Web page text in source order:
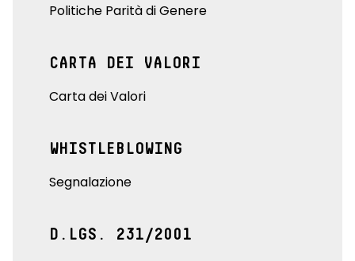
Politiche Parità di Genere
CARTA DEI VALORI
Carta dei Valori
WHISTLEBLOWING
Segnalazione
D.LGS. 231/2001